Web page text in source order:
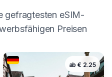
gefragtesten eSIM-
Preisen
ab € 2.25